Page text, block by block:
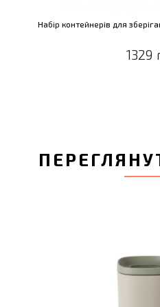
Набір контейнерів для
1329